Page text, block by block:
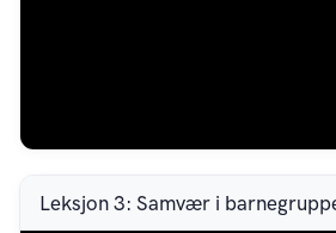
Leksjon 3: Samvær i